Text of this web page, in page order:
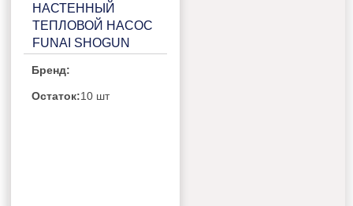
НАСТЕННЫЙ
ТЕПЛОВОЙ НАСОС
FUNAI SHOGUN
SG30HP.D02/RAC-I-
SG30HP.D02H
Бренд:
Остаток:10 шт